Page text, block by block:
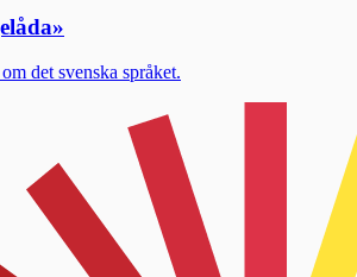
»
det svenska språket.